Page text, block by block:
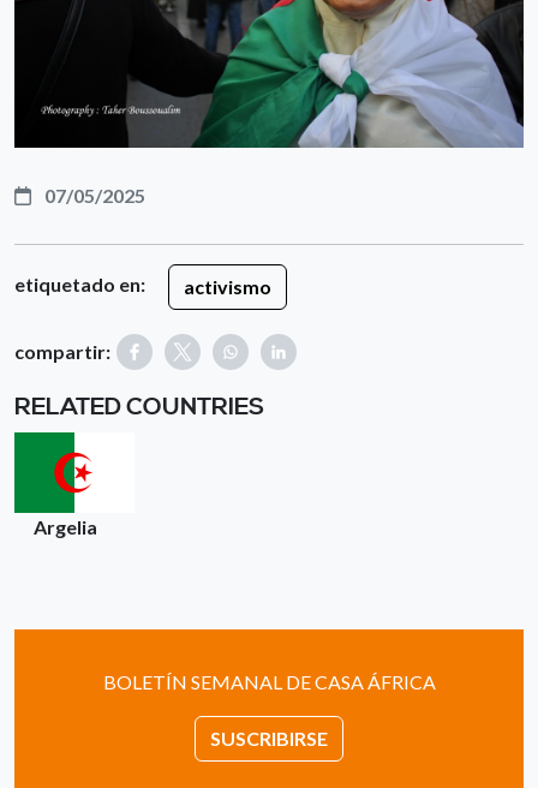
07/05/2025
etiquetado en: activismo
compartir:
RELATED COUNTRIES
Argelia
BOLETÍN SEMANAL DE CASA ÁFRICA
SUSCRIBIRSE